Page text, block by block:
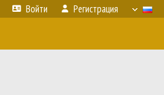
Войти Регистрация